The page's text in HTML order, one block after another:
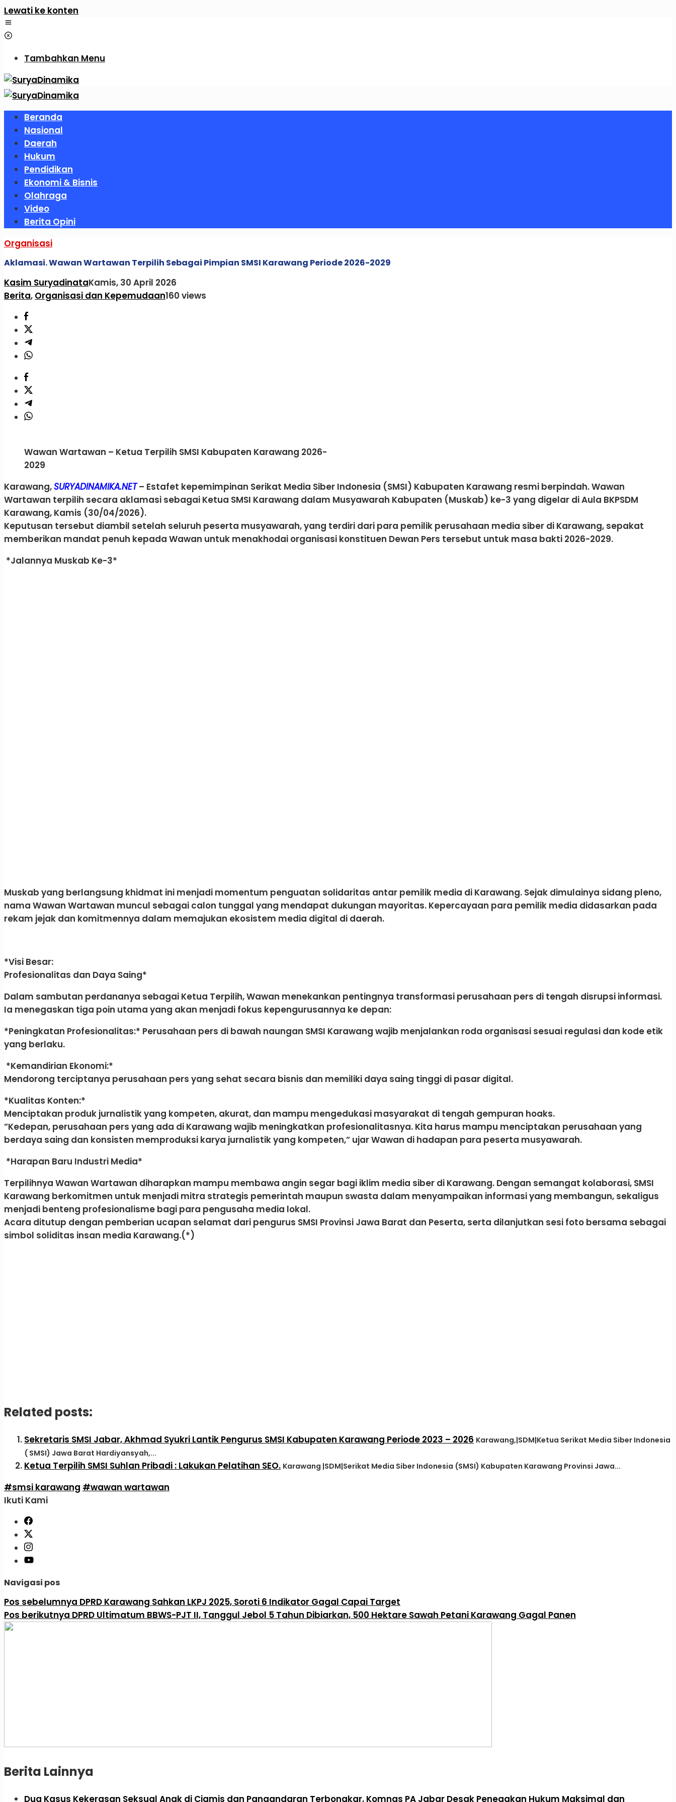
Lewati ke konten
Tambahkan Menu
Beranda
Nasional
Daerah
Hukum
Pendidikan
Ekonomi & Bisnis
Olahraga
Video
Berita Opini
Organisasi
Aklamasi. Wawan Wartawan Terpilih Sebagai Pimpian SMSI Karawang Periode 2026-2029
Kasim SuryadinataKamis, 30 April 2026
Berita, Organisasi dan Kepemudaan160 views
Wawan Wartawan – Ketua Terpilih SMSI Kabupaten Karawang 2026-
2029
​Karawang,SURYADINAMIKA.NET– Estafet kepemimpinan Serikat Media Siber Indonesia (SMSI) Kabupaten Karawang resmi berpindah. Wawan
Wartawan terpilih secara aklamasi sebagai Ketua SMSI Karawang dalam Musyawarah Kabupaten (Muskab) ke-3 yang digelar di Aula BKPSDM
Karawang, Kamis (30/04/2026).
​Keputusan tersebut diambil setelah seluruh peserta musyawarah, yang terdiri dari para pemilik perusahaan media siber di Karawang, sepakat
memberikan mandat penuh kepada Wawan untuk menakhodai organisasi konstituen Dewan Pers tersebut untuk masa bakti 2026-2029.
​ *Jalannya Muskab Ke-3*
​Muskab yang berlangsung khidmat ini menjadi momentum penguatan solidaritas antar pemilik media di Karawang. Sejak dimulainya sidang pleno,
nama Wawan Wartawan muncul sebagai calon tunggal yang mendapat dukungan mayoritas. Kepercayaan para pemilik media didasarkan pada
rekam jejak dan komitmennya dalam memajukan ekosistem media digital di daerah.
*Visi Besar:
Profesionalitas dan Daya Saing*
​Dalam sambutan perdananya sebagai Ketua Terpilih, Wawan menekankan pentingnya transformasi perusahaan pers di tengah disrupsi informasi.
Ia menegaskan tiga poin utama yang akan menjadi fokus kepengurusannya ke depan:
*​Peningkatan Profesionalitas:* Perusahaan pers di bawah naungan SMSI Karawang wajib menjalankan roda organisasi sesuai regulasi dan kode etik
yang berlaku.
​ *Kemandirian Ekonomi:*
Mendorong terciptanya perusahaan pers yang sehat secara bisnis dan memiliki daya saing tinggi di pasar digital.
*​Kualitas Konten:*
Menciptakan produk jurnalistik yang kompeten, akurat, dan mampu mengedukasi masyarakat di tengah gempuran hoaks.
​”Kedepan, perusahaan pers yang ada di Karawang wajib meningkatkan profesionalitasnya. Kita harus mampu menciptakan perusahaan yang
berdaya saing dan konsisten memproduksi karya jurnalistik yang kompeten,” ujar Wawan di hadapan para peserta musyawarah.
​ *Harapan Baru Industri Media*
​Terpilihnya Wawan Wartawan diharapkan mampu membawa angin segar bagi iklim media siber di Karawang. Dengan semangat kolaborasi, SMSI
Karawang berkomitmen untuk menjadi mitra strategis pemerintah maupun swasta dalam menyampaikan informasi yang membangun, sekaligus
menjadi benteng profesionalisme bagi para pengusaha media lokal.
​Acara ditutup dengan pemberian ucapan selamat dari pengurus SMSI Provinsi Jawa Barat dan Peserta, serta dilanjutkan sesi foto bersama sebagai
simbol soliditas insan media Karawang.(*)
Related posts:
Sekretaris SMSI Jabar, Akhmad Syukri Lantik Pengurus SMSI Kabupaten Karawang Periode 2023 – 2026 Karawang,|SDM|Ketua Serikat Media Siber Indonesia
( SMSI) Jawa Barat Hardiyansyah,...
Ketua Terpilih SMSI Suhlan Pribadi : Lakukan Pelatihan SEO. Karawang |SDM|Serikat Media Siber Indonesia (SMSI) Kabupaten Karawang Provinsi Jawa...
#smsi karawang #wawan wartawan
Ikuti Kami
Navigasi pos
Pos sebelumnya DPRD Karawang Sahkan LKPJ 2025, Soroti 6 Indikator Gagal Capai Target
Pos berikutnya DPRD Ultimatum BBWS-PJT II, Tanggul Jebol 5 Tahun Dibiarkan, 500 Hektare Sawah Petani Karawang Gagal Panen
Berita Lainnya
Dua Kasus Kekerasan Seksual Anak di Ciamis dan Pangandaran Terbongkar, Komnas PA Jabar Desak Penegakan Hukum Maksimal dan